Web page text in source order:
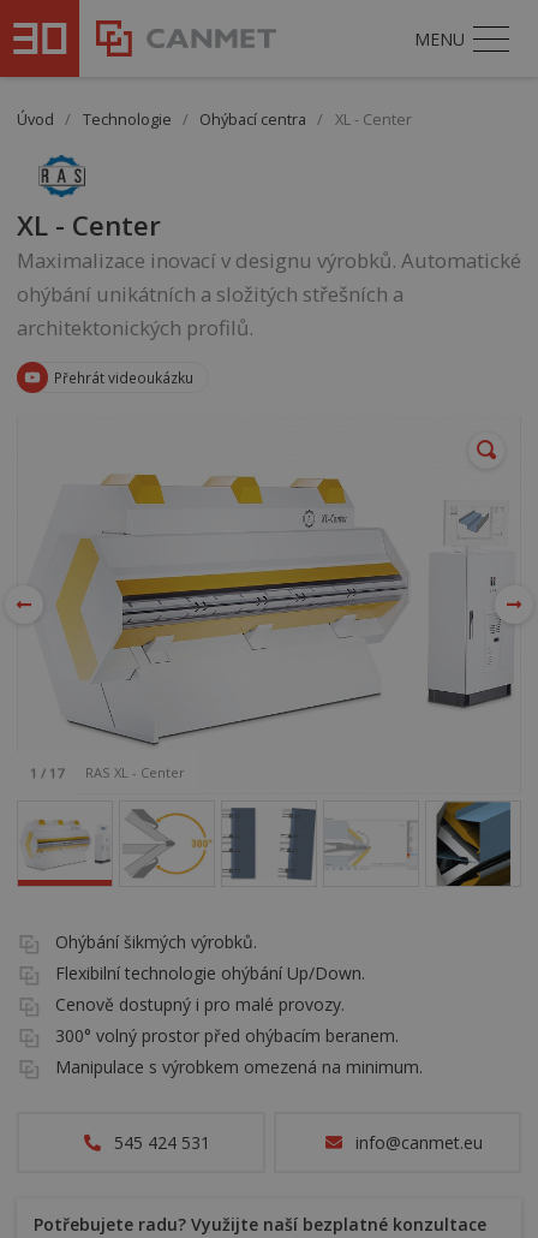
MENU
Úvod / Technologie / Ohýbací centra / XL - Center
XL - Center
Maximalizace inovací v designu výrobků. Automatické
ohýbání unikátních a složitých střešních a
architektonických profilů.
Přehrát videoukázku
1 / 17 RAS XL - Center
Ohýbání šikmých výrobků.
Flexibilní technologie ohýbání Up/Down.
Cenově dostupný i pro malé provozy.
300° volný prostor před ohýbacím beranem.
Manipulace s výrobkem omezená na minimum.
545 424 531 info@canmet.eu
Potřebujete radu? Využijte naší bezplatné konzultace